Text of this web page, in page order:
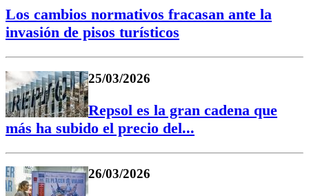
Los cambios normativos fracasan ante la
invasión de pisos turísticos
25/03/2026
Repsol es la gran cadena que
más ha subido el precio del...
26/03/2026